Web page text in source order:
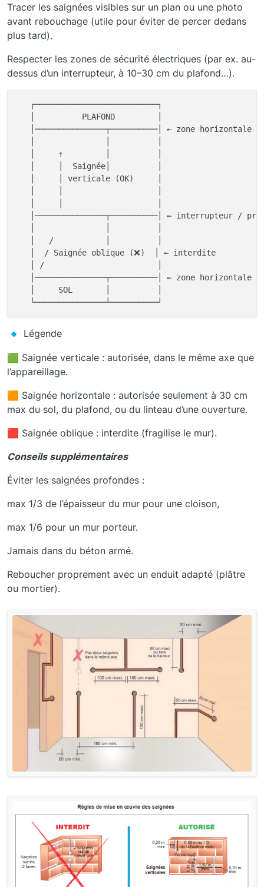
Tracer les saignées visibles sur un plan ou une photo
avant rebouchage (utile pour éviter de percer dedans
plus tard).
Respecter les zones de sécurité électriques (par ex. au-
dessus d’un interrupteur, à 10–30 cm du plafond…).
   ┌──────────────────────────┐
   │          PLAFOND         │
│───────────────┬──────────│ ← zone horizontale
   │     ↑         │          │
   │     │  Saignée│          │
   │     │ verticale (OK)     │
│───────────────┬──────────│ ← interrupteur /
   │   /           │          │
   │  / Saignée oblique (❌)  │ ← interdite
   │ /                        │
│───────────────┬──────────│ ← zone horizontale
   │     SOL       │          │
Légende
🟩 Saignée verticale : autorisée, dans le même axe que
l’appareillage.
🟧 Saignée horizontale : autorisée seulement à 30 cm
max du sol, du plafond, ou du linteau d’une ouverture.
🟥 Saignée oblique : interdite (fragilise le mur).
Conseils supplémentaires
Éviter les saignées profondes :
max 1/3 de l’épaisseur du mur pour une cloison,
max 1/6 pour un mur porteur.
Jamais dans du béton armé.
Reboucher proprement avec un enduit adapté (plâtre
ou mortier).